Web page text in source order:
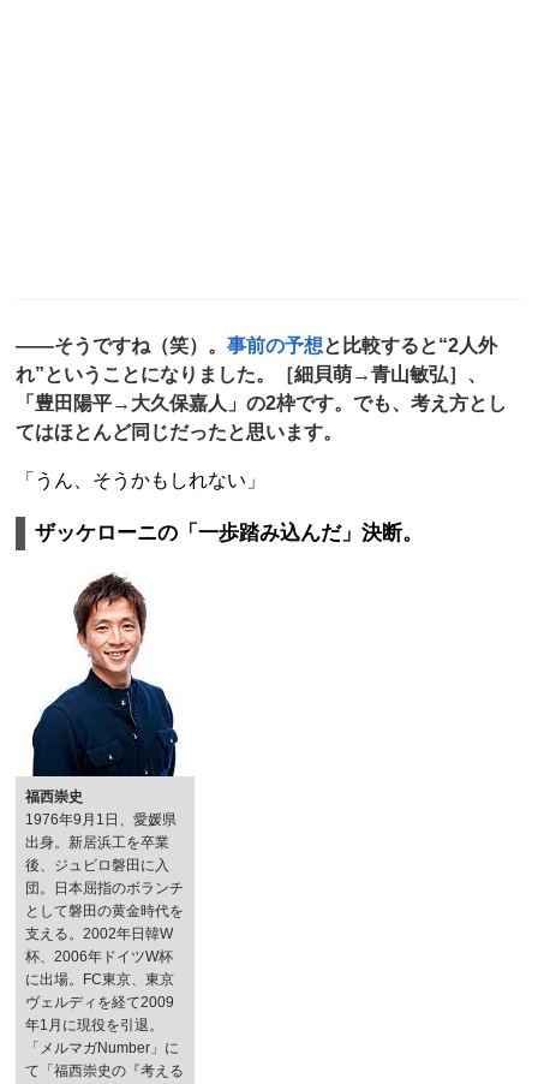
――そうですね（笑）。 事前の予想と比較すると“2人外
れ”ということになりました。［細貝萌→青山敏弘］、
「豊田陽平→大久保嘉人」の2枠です。でも、考え方とし
てはほとんど同じだったと思います。
「うん、そうかもしれない」
ザッケローニの「一歩踏み込んだ」決断。
福西崇史
1976年9月1日、愛媛県
出身。新居浜工を卒業
後、ジュビロ磐田に入
団。日本屈指のボランチ
として磐田の黄金時代を
支える。2002年日韓W
杯、2006年ドイツW杯
に出場。FC東京、東京
ヴェルディを経て2009
年1月に現役を引退。
「メルマガNumber」に
て「福西崇史の『考える